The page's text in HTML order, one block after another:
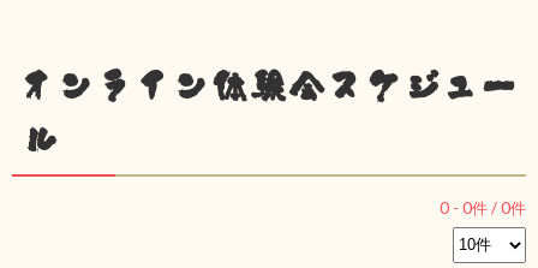
オンライン体験会スケジュー
ル
0 - 0件 /0件